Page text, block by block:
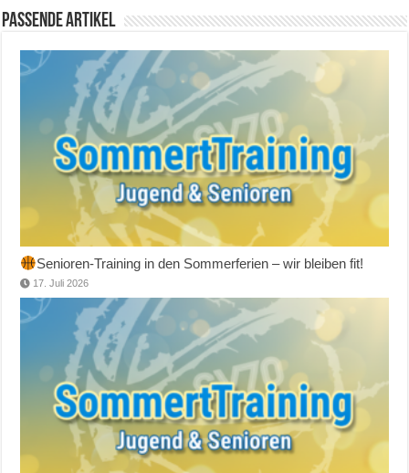
Passende Artikel
Senioren-Training in den Sommerferien – wir bleiben fit!
17. Juli 2026